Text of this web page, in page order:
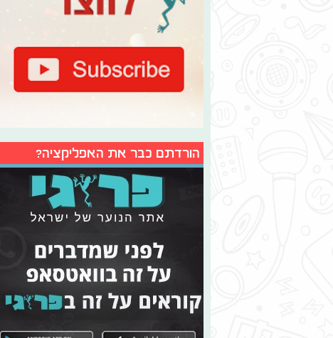
הורדתם כבר את האפליקציה?